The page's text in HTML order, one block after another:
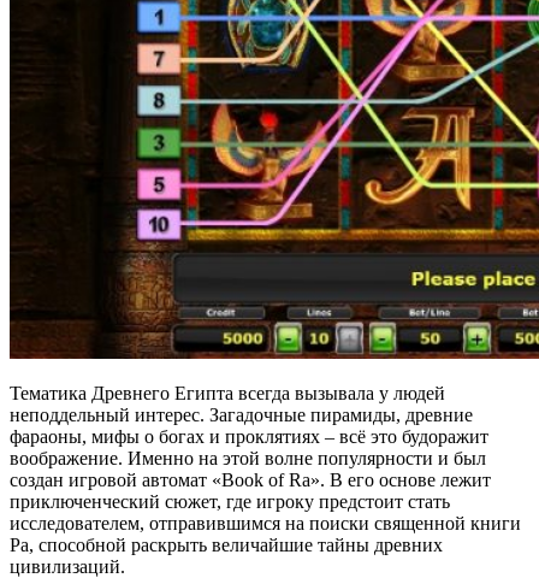
Тематика Древнего Египта всегда вызывала у людей
неподдельный интерес. Загадочные пирамиды, древние
фараоны, мифы о богах и проклятиях – всё это будоражит
воображение. Именно на этой волне популярности и был
создан игровой автомат «Book of Ra». В его основе лежит
приключенческий сюжет, где игроку предстоит стать
исследователем, отправившимся на поиски священной книги
Ра, способной раскрыть величайшие тайны древних
цивилизаций.